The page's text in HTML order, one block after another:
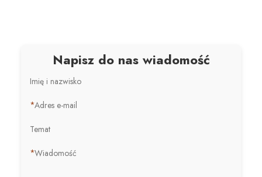
Napisz do nas wiadomość
Imię i nazwisko
*Adres e-mail
Temat
*Wiadomość